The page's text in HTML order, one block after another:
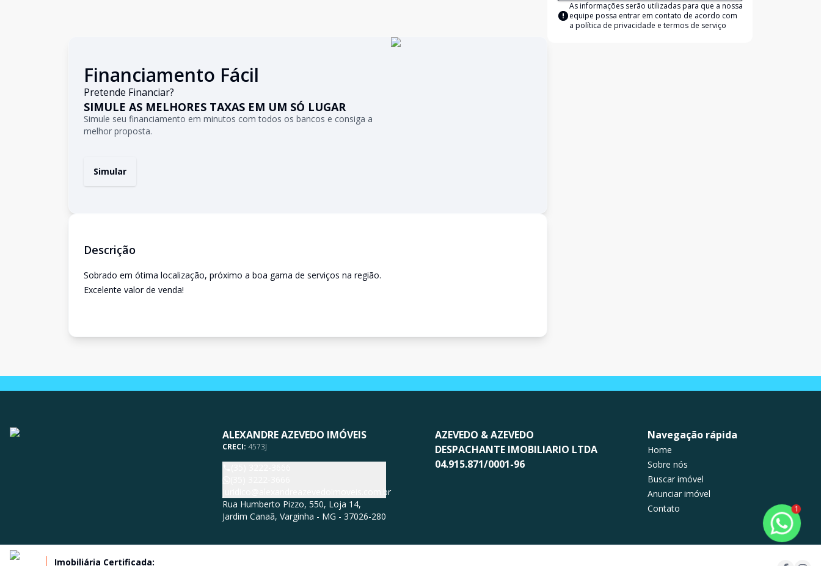
Financiamento Fácil
Pretende Financiar?
SIMULE AS MELHORES TAXAS EM UM SÓ LUGAR
Simule seu financiamento em minutos com todos os bancos e consiga a
melhor proposta.
Simular
Descrição
Sobrado em ótima localização, próximo a boa gama de serviços na região.
Excelente valor de venda!
As informações serão utilizadas para que a nossa
equipe possa entrar em contato de acordo com
a política de privacidade e termos de serviço
ALEXANDRE AZEVEDO IMÓVEIS
CRECI: 4573J
juridico@alexandreazevedoimoveis.com.br
Rua Humberto Pizzo, 550, Loja 14,
Jardim Canaã, Varginha - MG - 37026-280
AZEVEDO & AZEVEDO
DESPACHANTE IMOBILIARIO LTDA
04.915.871/0001-96
Navegação rápida
Home
Sobre nós
Buscar imóvel
Anunciar imóvel
Contato
Imobiliária Certificada:
1